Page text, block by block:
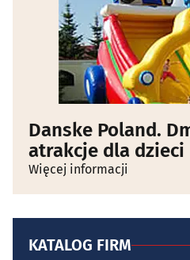
Danske Poland.
atrakcje dla dzieci
Więcej informacji
KATALOG FIRM